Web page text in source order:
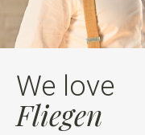
We love
Fliegen